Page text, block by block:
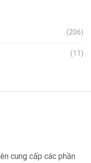
(206)
(11)
cung cấp các phần